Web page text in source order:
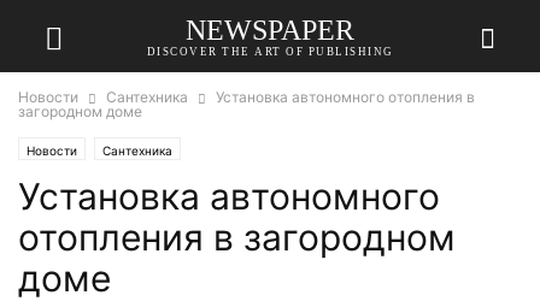
NEWSPAPER
DISCOVER THE ART OF PUBLISHING
Новости Сантехника
Установка автономного отопления в
загородном доме
Новости Сантехника
Установка автономного
отопления в загородном
доме